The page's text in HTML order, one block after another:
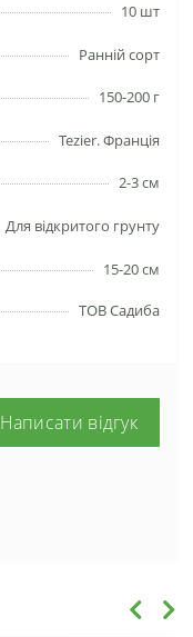
10 шт
Ранній сорт
150-200 г
Tezier. Франція
2-3 см
Для відкритого грунту
15-20 см
ТОВ Садиба
Написати відгук